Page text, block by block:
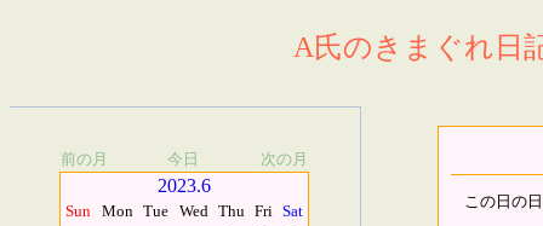
A氏のきまぐれ日
前の月 今日 次の月
2023.6
Sun Mon Tue Wed Thu Fri Sat
この日の